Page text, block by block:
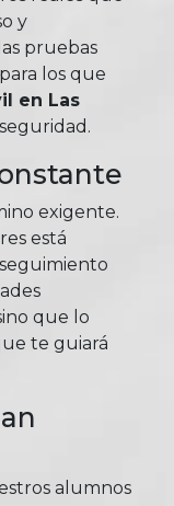
y
pruebas
los que
en Las
exigente.
está
que lo
te guiará
alumnos